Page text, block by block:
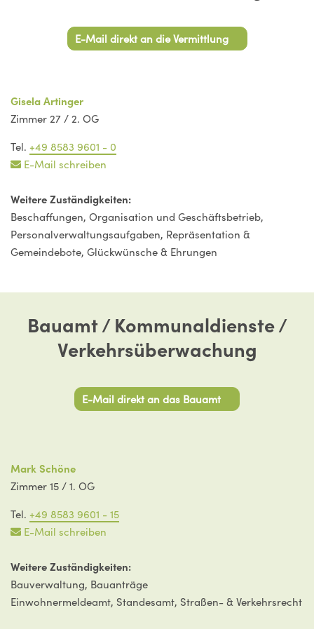
E-Mail direkt an die Vermittlung
Gisela Artinger
Zimmer 27 / 2. OG
Tel. +49 8583 9601 - 0
E-Mail schreiben
Weitere Zuständigkeiten:
Beschaffungen, Organisation und Geschäftsbetrieb,
Personalverwaltungsaufgaben, Repräsentation &
Gemeindebote, Glückwünsche & Ehrungen
Bauamt / Kommunaldienste /
Verkehrsüberwachung
E-Mail direkt an das Bauamt
Mark Schöne
Zimmer 15 / 1. OG
Tel. +49 8583 9601 - 15
E-Mail schreiben
Weitere Zuständigkeiten:
Bauverwaltung, Bauanträge
Einwohnermeldeamt, Standesamt, Straßen- & Verkehrsrecht